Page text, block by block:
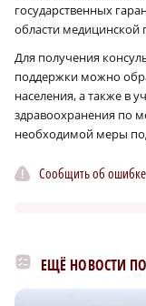
государственных
области
Для получения
поддержки можно
населения, а также в
здравоохранения по
необходимой меры
Сообщить об ошибке
ЕЩЁ НОВОСТИ